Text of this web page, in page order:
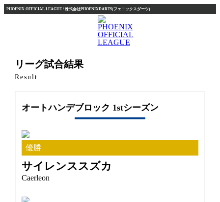
PHOENIX OFFICIAL LEAGUE / 株式会社PHOENIXDARTS(フェニックスダーツ)
リーグ試合結果
Result
オートハンデブロック 1stシーズン
優勝
サイレンススズカ
Caerleon